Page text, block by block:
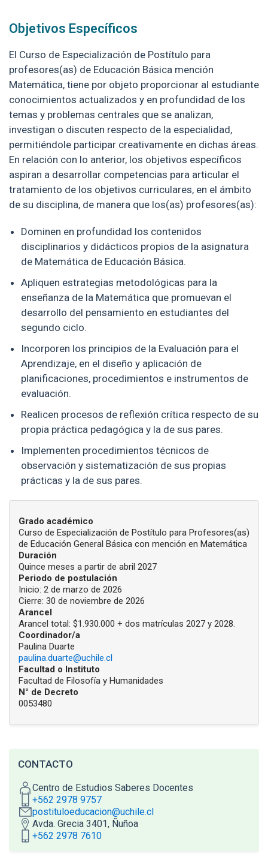
Objetivos Específicos
El Curso de Especialización de Postítulo para
profesores(as) de Educación Básica mención
Matemática, tiene por objeto proporcionar al estudiante
conocimientos actualizados y en profundidad de los
temas y problemas centrales que se analizan,
investigan o discuten respecto de la especialidad,
permitiéndole participar creativamente en dichas áreas.
En relación con lo anterior, los objetivos específicos
aspiran a desarrollar competencias para articular el
tratamiento de los objetivos curriculares, en el ámbito
de su disciplina, de manera que los(as) profesores(as):
Dominen en profundidad los contenidos
disciplinarios y didácticos propios de la asignatura
de Matemática de Educación Básica.
Apliquen estrategias metodológicas para la
enseñanza de la Matemática que promuevan el
desarrollo del pensamiento en estudiantes del
segundo ciclo.
Incorporen los principios de la Evaluación para el
Aprendizaje, en el diseño y aplicación de
planificaciones, procedimientos e instrumentos de
evaluación.
Realicen procesos de reflexión crítica respecto de su
propia práctica pedagógica y la de sus pares.
Implementen procedimientos técnicos de
observación y sistematización de sus propias
prácticas y la de sus pares.
INFORMACIÓN DEL PROGRAMA
Grado académico
Curso de Especialización de Postítulo para Profesores(as)
de Educación General Básica con mención en Matemática
Duración
Quince meses a partir de abril 2027
Periodo de postulación
Inicio: 2 de marzo de 2026
Cierre: 30 de noviembre de 2026
Arancel
Arancel total: $1.930.000 + dos matrículas 2027 y 2028.
Coordinador/a
Paulina Duarte
paulina.duarte@uchile.cl
Facultad o Instituto
Facultad de Filosofía y Humanidades
N° de Decreto
0053480
CONTACTO
Centro de Estudios Saberes Docentes
+562 2978 9757
postituloeducacion@uchile.cl
Avda. Grecia 3401, Ñuñoa
+562 2978 7610